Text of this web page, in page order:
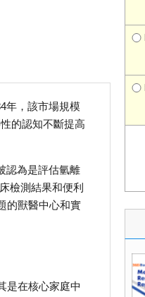
年，該市場規模
的認知不斷提高
認為是評估氫離
檢測結果和便利
的獸醫中心和實
是在核心家庭中